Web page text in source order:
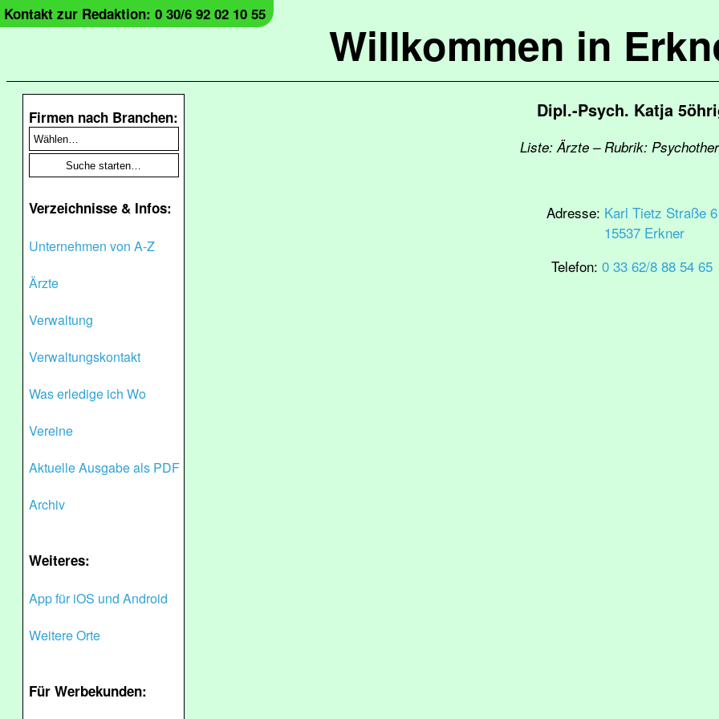
Willkommen in
Kontakt zur Redaktion: 0 30/6 92 02 10 55
Firmen nach Branchen:
Verzeichnisse & Infos:
Unternehmen von A-Z
Ärzte
Verwaltung
Verwaltungskontakt
Was erledige ich Wo
Vereine
Aktuelle Ausgabe als PDF
Archiv
Weiteres:
App für iOS und Android
Weitere Orte
Für Werbekunden:
Dipl.-Psych. Katja
Liste: Ärzte – Rubrik:
Adresse: Karl Tietz Straße 6
15537 Erkner
Telefon: 0 33 62/8 88 54 65